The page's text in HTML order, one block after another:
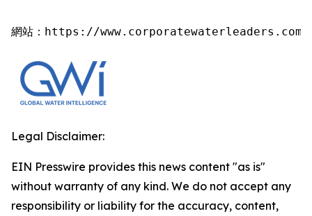
網站：https://www.corporatewaterleaders.com
Legal Disclaimer:
EIN Presswire provides this news content "as is"
without warranty of any kind. We do not accept any
responsibility or liability for the accuracy, content,